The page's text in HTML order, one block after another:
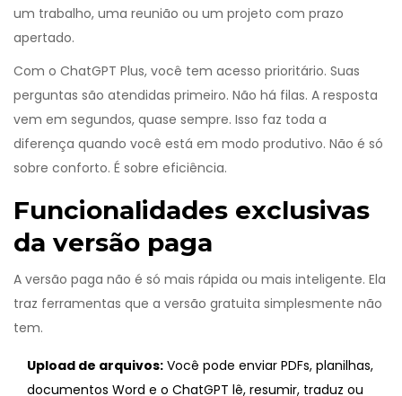
um trabalho, uma reunião ou um projeto com prazo
apertado.
Com o ChatGPT Plus, você tem acesso prioritário. Suas
perguntas são atendidas primeiro. Não há filas. A resposta
vem em segundos, quase sempre. Isso faz toda a
diferença quando você está em modo produtivo. Não é só
sobre conforto. É sobre eficiência.
Funcionalidades exclusivas
da versão paga
A versão paga não é só mais rápida ou mais inteligente. Ela
traz ferramentas que a versão gratuita simplesmente não
tem.
Upload de arquivos: Você pode enviar PDFs, planilhas,
documentos Word e o ChatGPT lê, resumir, traduz ou